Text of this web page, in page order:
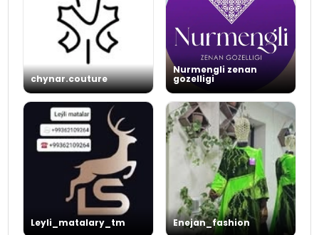
chynar.couture
Nurmengli zenan
gozelligi
Leyli_matalary_tm Enejan_fashion